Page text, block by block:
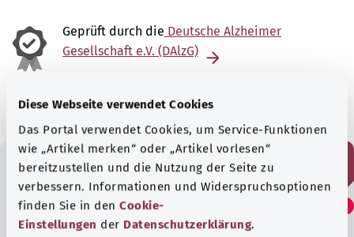
Diese Webseite verwendet Cookies
Das Portal verwendet Cookies, um Service-Funktionen
wie „Artikel merken“ oder „Artikel vorlesen“
bereitzustellen und die Nutzung der Seite zu
verbessern. Informationen und Widerspruchsoptionen
finden Sie in den Cookie-
Einstellungen der Datenschutzerklärung.
Geprüft durch die Deutsche Alzheimer
Gesellschaft e.V. (DAlzG)
Fanden Sie diesen Artikel
hilfreich?